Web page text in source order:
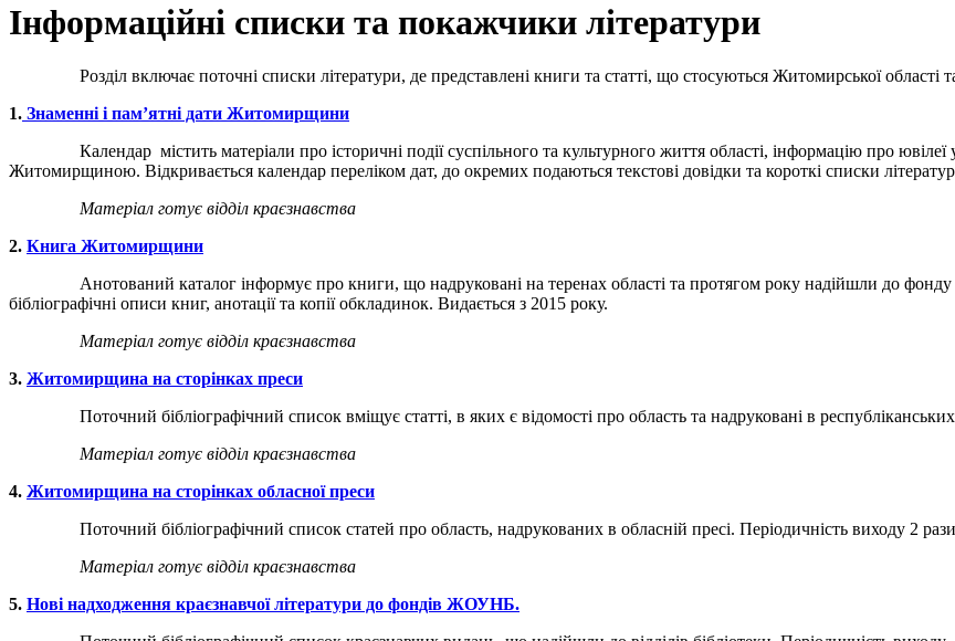
Інформаційні списки та покажчики літератури
Розділ включає поточні списки літератури, де представлені книги та статті, що стосуються Житомирської області та
1. Знаменні і пам’ятні дати Житомирщини
Календар містить матеріали про історичні події суспільного та культурного життя області, інформацію про ювілеї
Житомирщиною. Відкривається календар переліком дат, до окремих подаються текстові довідки та короткі списки
Матеріал готує відділ краєзнавства
2. Книга Житомирщини
Анотований каталог інформує про книги, що надруковані на теренах області та протягом року надійшли до фонду
бібліографічні описи книг, анотації та копії обкладинок. Видається з 2015 року.
Матеріал готує відділ краєзнавства
3. Житомирщина на сторінках преси
Поточний бібліографічний список вміщує статті, в яких є відомості про область та надруковані в республіканських
Матеріал готує відділ краєзнавства
4. Житомирщина на сторінках обласної преси
Поточний бібліографічний список статей про область, надрукованих в обласній пресі. Періодичність виходу 2 рази
Матеріал готує відділ краєзнавства
5. Нові надходження краєзнавчої літератури до фондів ЖОУНБ.